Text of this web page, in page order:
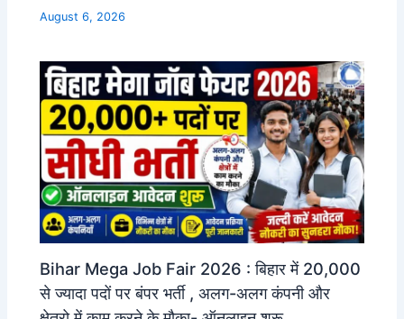
August 6, 2026
Bihar Mega Job Fair 2026 : बिहार में 20,000
से ज्यादा पदों पर बंपर भर्ती , अलग-अलग कंपनी और